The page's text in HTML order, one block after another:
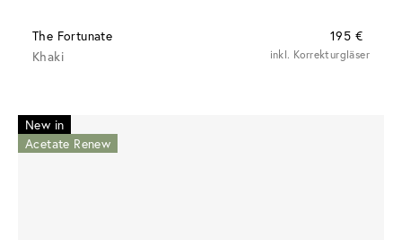
The Fortunate
195 €
Khaki
inkl. Korrekturgläser
New in
Acetate Renew